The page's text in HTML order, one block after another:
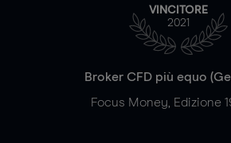
VINCITORE
2021
Broker CFD più equo
Focus Money, Edizione